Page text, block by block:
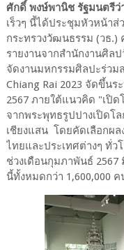
ศักดิ์ พงษ์พานิช รัฐมนตรีว่
เร็วๆ นี้ได้ประชุมหัวหน้า
กระทรวงวัฒนธรรม (วธ
รายงานจากสำนักงานศิล
จัดงานมหกรรมศิลปะร่วม
Chiang Rai 2023 จัดขึ้นร
2567 ภายใต้แนวคิด "เปิด
จากพระพุทธรูปปางเปิดโ
เชียงแสน โดยคัดเลือกผ
ไทยและประเทศต่างๆ ทั่
ช่วงเดือนกุมภาพันธ์ 2567
นี้ทั้งหมดกว่า 1,600,000 ค